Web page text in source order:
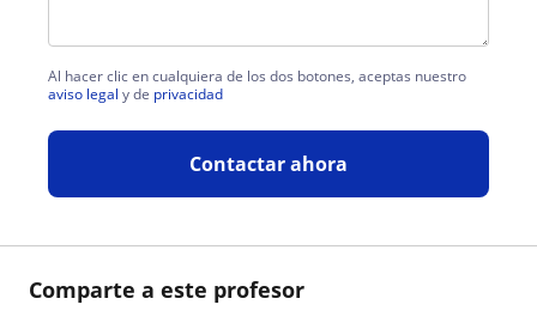
Comparte a este profesor
Al hacer clic en cualquiera de los dos botones, aceptas nuestro
aviso legal y de privacidad
Contactar ahora